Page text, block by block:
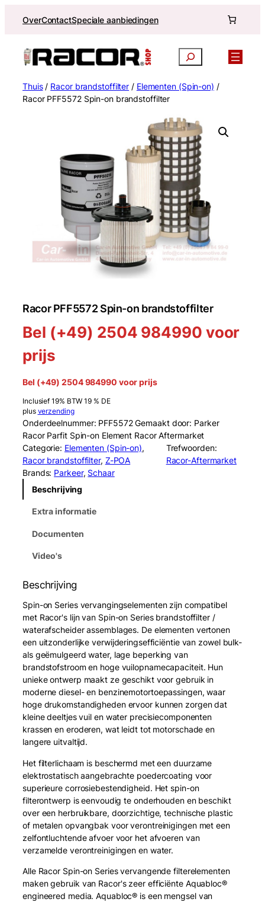
inhoud
OverContactSpeciale aanbiedingen
Zoekopdracht
Thuis/ Racor brandstoffilter / Elementen (Spin-on) /
Racor PFF5572 Spin-on brandstoffilter
Racor PFF5572 Spin-on brandstoffilter
Bel (+49) 2504 984990 voor
prijs
Bel (+49) 2504 984990 voor prijs
Inclusief 19% BTW 19 % DE
plus verzending
Onderdeelnummer: PFF5572 Gemaakt door: Parker
Racor Parfit Spin-on Element Racor Aftermarket
Categorie: Elementen (Spin-on)
Racor brandstoffilter, Z-POA
Trefwoorden:
Racor-Aftermarket
Brands: Parkeer, Schaar
Beschrijving
Extra informatie
Documenten
Video's
Beschrijving
Spin-on Series vervangingselementen zijn compatibel
met Racor's lijn van Spin-on Series brandstoffilter /
waterafscheider assemblages. De elementen vertonen
een uitzonderlijke verwijderingsefficiëntie van zowel bulk-
als geëmulgeerd water, lage beperking van
brandstofstroom en hoge vuilopnamecapaciteit. Hun
unieke ontwerp maakt ze geschikt voor gebruik in
moderne diesel- en benzinemotortoepassingen, waar
hoge drukomstandigheden ervoor kunnen zorgen dat
kleine deeltjes vuil en water precisiecomponenten
krassen en eroderen, wat leidt tot motorschade en
langere uitvaltijd.
Het filterlichaam is beschermd met een duurzame
elektrostatisch aangebrachte poedercoating voor
superieure corrosiebestendigheid. Het spin-on
filterontwerp is eenvoudig te onderhouden en beschikt
over een herbruikbare, doorzichtige, technische plastic
of metalen opvangbak voor verontreinigingen met een
zelfontluchtende afvoer voor het afvoeren van
verzamelde verontreinigingen en water.
Alle Racor Spin-on Series vervangende filterelementen
maken gebruik van Racor's zeer efficiënte Aquabloc®
engineered media. Aquabloc® is een mengsel van